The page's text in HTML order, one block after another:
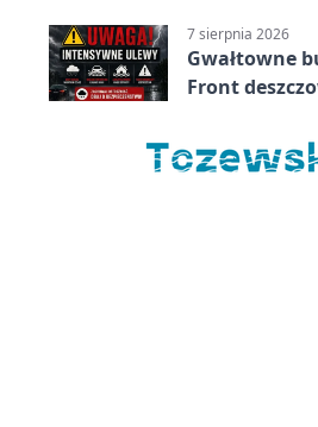
7 sierpnia 2026
Gwałtowne
Front